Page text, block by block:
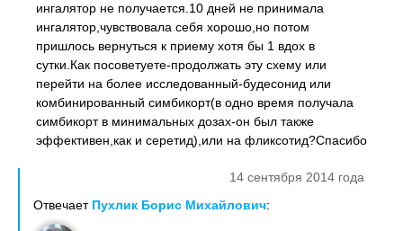
ингалятор не получается.10 дней не принимала
ингалятор,чувствовала себя хорошо,но потом
пришлось вернуться к приему хотя бы 1 вдох в
сутки.Как посоветуете-продолжать эту схему или
перейти на более исследованный-будесонид или
комбинированный симбикорт(в одно время получала
симбикорт в минимальных дозах-он был также
эффективен,как и серетид),или на фликсотид?Спасибо
14 сентября 2014 года
Отвечает Пухлик Борис Михайлович: